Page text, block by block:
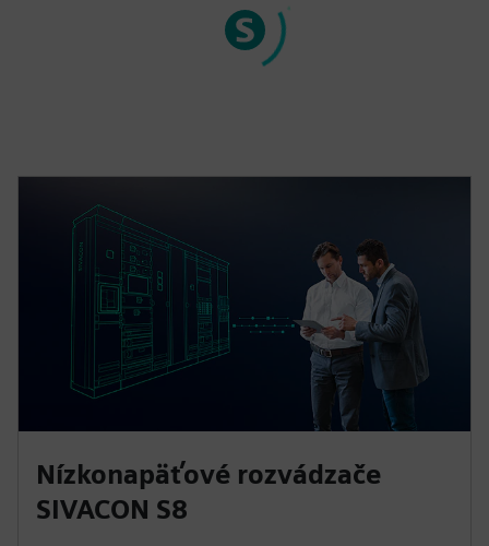
Nízkonapäťové rozvádzače
SIVACON S8